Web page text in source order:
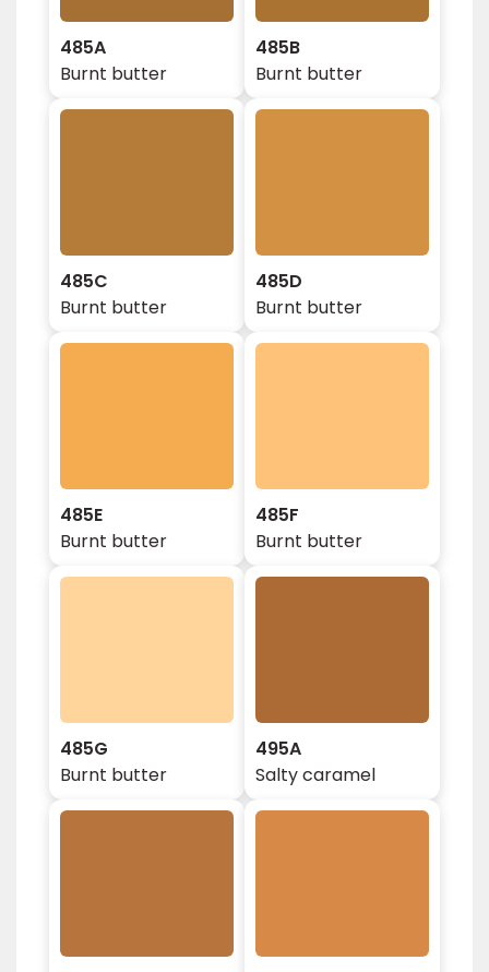
485A
Burnt butter
485B
Burnt butter
485C
Burnt butter
485D
Burnt butter
485E
Burnt butter
485F
Burnt butter
485G
Burnt butter
495A
Salty caramel